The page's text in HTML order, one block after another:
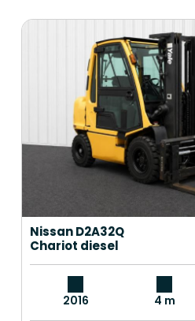
Nissan D2A32Q
Chariot diesel
2016 4 m